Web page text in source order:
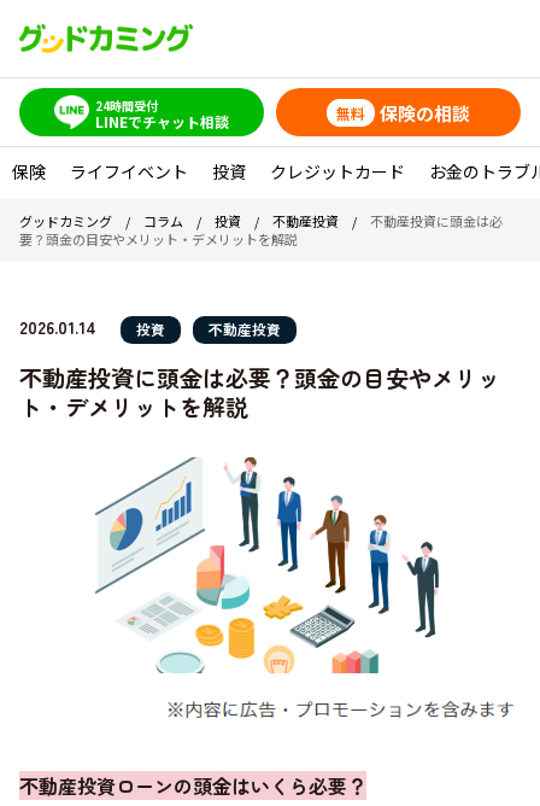
24時間受付
LINEでチャット相談 無料 保険の相談
保険 ライフイベント 投資 クレジットカード お金のトラブ
グッドカミング / コラム / 投資 / 不動産投資 / 不動産投資に頭金は必
要？頭金の目安やメリット・デメリットを解説
2026.01.14 投資 不動産投資
不動産投資に頭金は必要？頭金の目安やメリッ
ト・デメリットを解説
不動産投資ローンの頭金はいくら必要？